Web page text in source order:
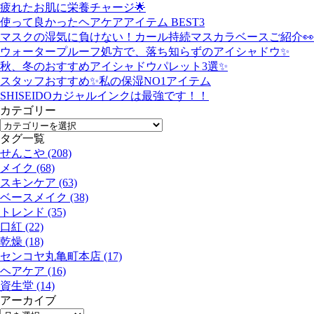
疲れたお肌に栄養チャージ🌟
使って良かったヘアケアアイテム BEST3
マスクの湿気に負けない！カール持続マスカラベースご紹介
ウォータープルーフ処方で、落ち知らずのアイシャドウ✨
秋、冬のおすすめアイシャドウパレット3選✨
スタッフおすすめ✨私の保湿NO1アイテム
SHISEIDOカジャルインクは最強です！！
カテゴリー
タグ一覧
せんこや (208)
メイク (68)
スキンケア (63)
ベースメイク (38)
トレンド (35)
口紅 (22)
乾燥 (18)
センコヤ丸亀町本店 (17)
ヘアケア (16)
資生堂 (14)
アーカイブ